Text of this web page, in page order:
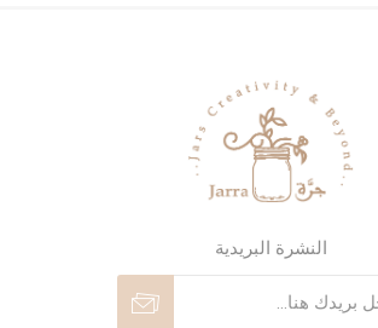
النشرة البريدية